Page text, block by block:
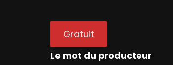
Gratuit
Le mot du producteur